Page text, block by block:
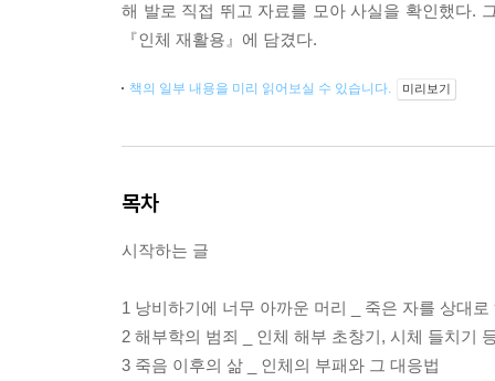
해 발로 직접 뛰고 자료를 모아 사실을 확인했다.
『인체 재활용』에 담겼다.
책의 일부 내용을 미리 읽어보실 수 있습니다. 미리보기
목차
시작하는 글
1 낭비하기에 너무 아까운 머리 _ 죽은 자를 상대
2 해부학의 범죄 _ 인체 해부 초창기, 시체 들치기
3 죽음 이후의 삶 _ 인체의 부패와 그 대응법